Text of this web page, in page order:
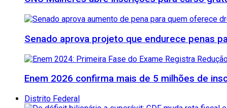
Senado aprova projeto que endurece penas
Enem 2026 confirma mais de 5 milhões de
Distrito Federal